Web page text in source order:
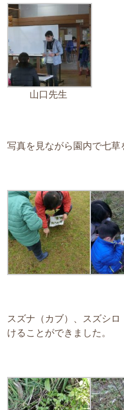
山口先生
写真を見ながら園内で七草
スズナ（カブ）、スズシ
けることができました。